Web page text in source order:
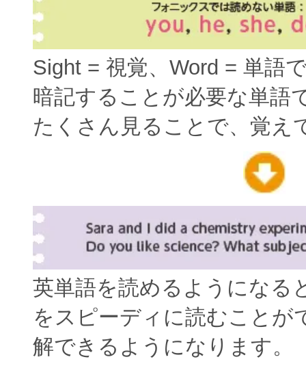
Sight = 視覚、Word = 単語
暗記することが必要な単語
たくさん見ることで、覚え
英単語を読めるようになる
をスピーディに読むことが
解できるようになります。